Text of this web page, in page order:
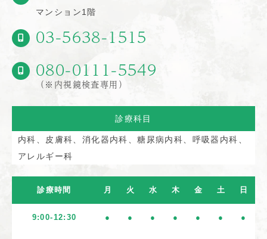
マンション1階
03-5638-1515
080-0111-5549
（※内視鏡検査専用）
診療科目
内科、皮膚科、消化器内科、糖尿病内科、呼吸器内科、
アレルギー科
診療時間 月 火 水 木 金 土 日
9:00-12:30 ● ● ● ● ● ● ●